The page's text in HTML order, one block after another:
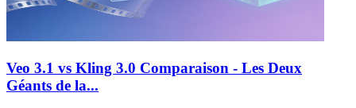
Veo 3.1 vs Kling 3.0 Comparaison - Les Deux
Géants de la...